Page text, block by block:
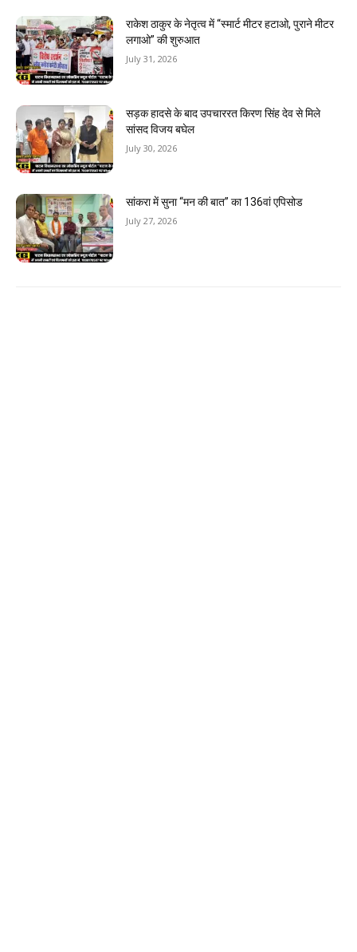
राकेश ठाकुर के नेतृत्व में “स्मार्ट मीटर हटाओ, पुराने मीटर
लगाओ” की शुरुआत
July 31, 2026
सड़क हादसे के बाद उपचाररत किरण सिंह देव से मिले
सांसद विजय बघेल
July 30, 2026
सांकरा में सुना “मन की बात” का 136वां एपिसोड
July 27, 2026